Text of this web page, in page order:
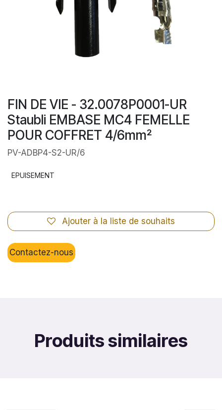
FIN DE VIE - 32.0078P0001-UR
Staubli EMBASE MC4 FEMELLE
POUR COFFRET 4/6mm²
PV-ADBP4-S2-UR/6
EPUISEMENT
Ajouter à la liste de souhaits
Contactez-nous
Produits similaires